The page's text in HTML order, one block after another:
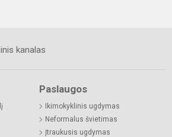
kanalas
Paslaugos
Ikimokyklinis ugdymas
Neformalus švietimas
Įtraukusis ugdymas